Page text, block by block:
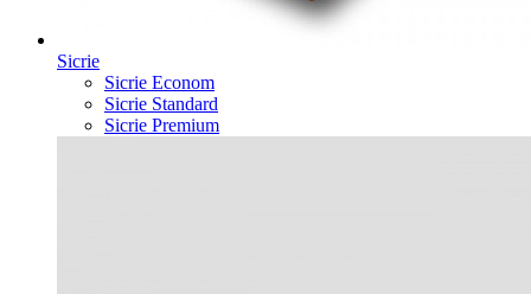
Sicrie
Sicrie Econom
Sicrie Standard
Sicrie Premium